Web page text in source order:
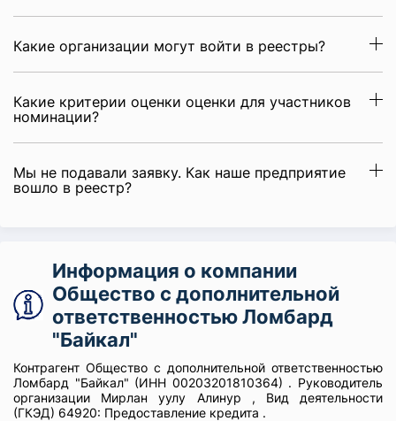
Какие организации могут войти в реестры?
Какие критерии оценки оценки для участников
номинации?
Мы не подавали заявку. Как наше предприятие
вошло в реестр?
Информация о компании
Общество с дополнительной
ответственностью Ломбард
"Байкал"
Контрагент Общество с дополнительной ответственностью
Ломбард "Байкал" (ИНН 00203201810364) . Руководитель
организации Мирлан уулу Алинур , Вид деятельности
(ГКЭД) 64920: Предоставление кредита .